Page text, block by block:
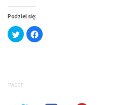
Podziel się:
Click
to
share
window)
Click
to
TWEET